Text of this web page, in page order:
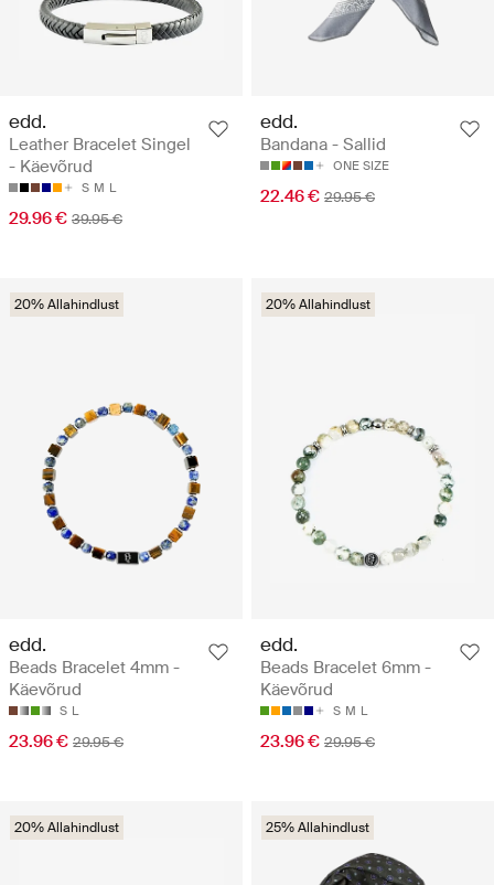
edd.
Leather Bracelet Singel
- Käevõrud
S M L
29.96 € 39.95 €
edd.
Bandana - Sallid
ONE SIZE
22.46 € 29.95 €
20% Allahindlust
edd.
Beads Bracelet 4mm -
Käevõrud
S L
23.96 € 29.95 €
20% Allahindlust
edd.
Beads Bracelet 6mm -
Käevõrud
S M L
23.96 € 29.95 €
20% Allahindlust 25% Allahindlust